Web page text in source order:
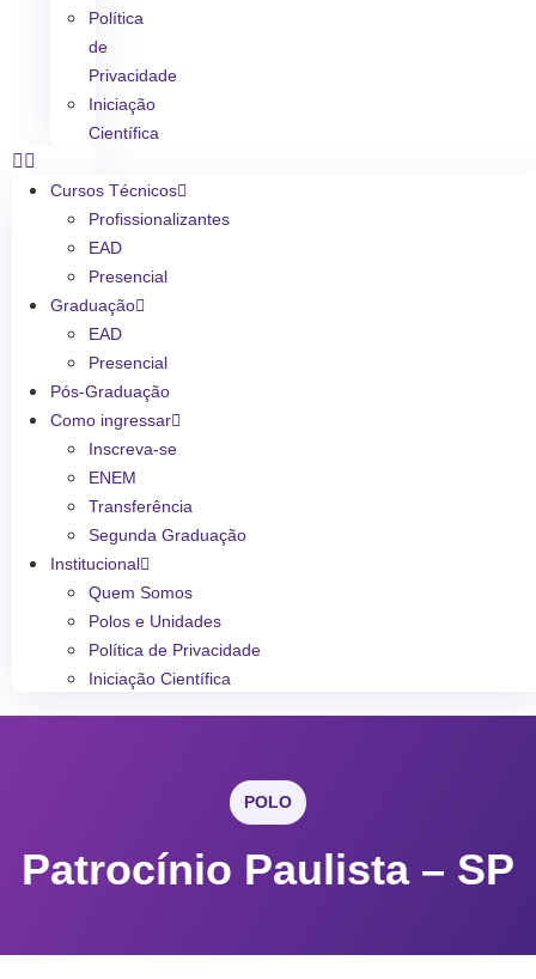
Política
de
Privacidade
Iniciação
Científica
Cursos Técnicos
Profissionalizantes
EAD
Presencial
Graduação
EAD
Presencial
Pós-Graduação
Como ingressar
Inscreva-se
ENEM
Transferência
Segunda Graduação
Institucional
Quem Somos
Polos e Unidades
Política de Privacidade
Iniciação Científica
POLO
Patrocínio Paulista – SP